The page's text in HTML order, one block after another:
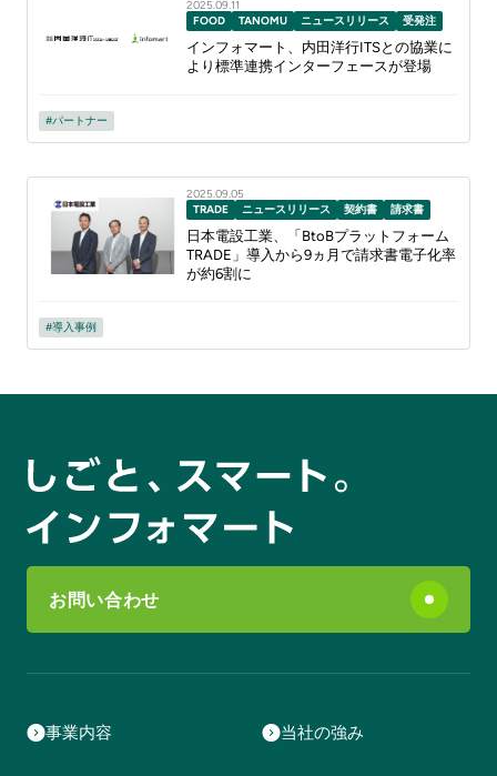
2025.09.11
FOOD
TANOMU ニュースリリース 受発注
インフォマート、内田洋行ITSとの協業に
より標準連携インターフェースが登場
パートナー
2025.09.05
TRADE
ニュースリリース 契約書 請求書
日本電設工業、「BtoBプラットフォーム
TRADE」導入から9ヵ月で請求書電子化率
が約6割に
導入事例
お問い合わせ
事業内容 当社の強み